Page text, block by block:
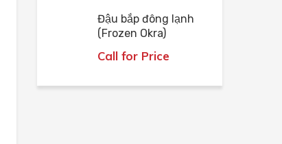
Đậu bắp đông lạnh
(Frozen Okra)
Call for Price